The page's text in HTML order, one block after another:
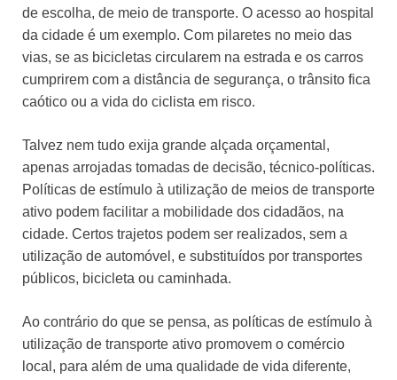
de escolha, de meio de transporte. O acesso ao hospital
da cidade é um exemplo. Com pilaretes no meio das
vias, se as bicicletas circularem na estrada e os carros
cumprirem com a distância de segurança, o trânsito fica
caótico ou a vida do ciclista em risco.
Talvez nem tudo exija grande alçada orçamental,
apenas arrojadas tomadas de decisão, técnico-políticas.
Políticas de estímulo à utilização de meios de transporte
ativo podem facilitar a mobilidade dos cidadãos, na
cidade. Certos trajetos podem ser realizados, sem a
utilização de automóvel, e substituídos por transportes
públicos, bicicleta ou caminhada.
Ao contrário do que se pensa, as políticas de estímulo à
utilização de transporte ativo promovem o comércio
local, para além de uma qualidade de vida diferente,